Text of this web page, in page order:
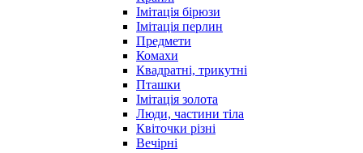
Імітація бірюзи
Імітація перлин
Предмети
Комахи
Квадратні, трикутні
Пташки
Імітація золота
Люди, частини тіла
Квіточки різні
Вечірні